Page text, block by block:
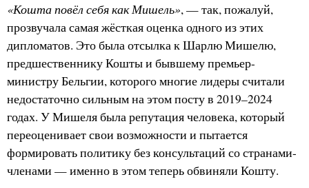
«Кошта повёл себя как Мишель», — так, пожалуй,
прозвучала самая жёсткая оценка одного из этих
дипломатов. Это была отсылка к Шарлю Мишелю,
предшественнику Кошты и бывшему премьер-
министру Бельгии, которого многие лидеры считали
недостаточно сильным на этом посту в 2019–2024
годах. У Мишеля была репутация человека, который
переоценивает свои возможности и пытается
формировать политику без консультаций со странами-
членами — именно в этом теперь обвиняли Кошту.